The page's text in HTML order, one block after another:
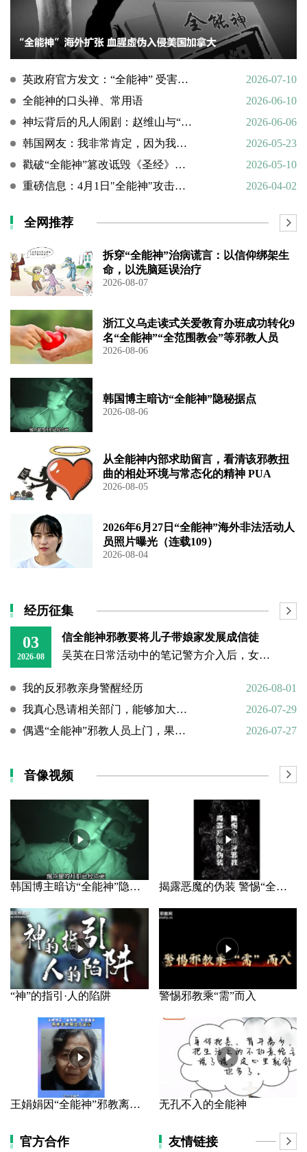
英政府官方发文：“全能神” 受害说辞不实，英国拒为邪教提供庇护
2026-07-10
全能神的口头禅、常用语
2026-06-10
神坛背后的凡人闹剧：赵维山与“女基督”杨向斌的隐秘家庭史
2026-06-06
韩国网友：我非常肯定，因为我亲眼所见。
2026-05-23
戳破“全能神”篡改诋毁《圣经》的荒谬本质
2026-05-10
重磅信息：4月1日"全能神"攻击天主教
2026-04-02
全网推荐
拆穿“全能神”治病谎言：以信仰绑架生
命，以洗脑延误治疗
2026-08-07
浙江义乌走读式关爱教育办班成功转化9
名“全能神”“全范围教会”等邪教人员
2026-08-06
韩国博主暗访“全能神”隐秘据点
2026-08-06
从全能神内部求助留言，看清该邪教扭
曲的相处环境与常态化的精神 PUA
2026-08-05
2026年6月27日“全能神”海外非法活动人
员照片曝光（连载109）
2026-08-04
经历征集
03
2026-08
信全能神邪教要将儿子带娘家发展成信徒
吴英在日常活动中的笔记警方介入后，女子丈夫向警方称，打人原因系担心妻子将儿子带回娘家“被带坏”，并反映妻子和丈母娘涉嫌信奉、传播“全能神”教。经一个多月的调查，警方在其丈母娘家中搜到大量证据，于23日
我的反邪教亲身警醒经历
2026-08-01
我真心恳请相关部门，能够加大对“全能神”邪教的打击力度
2026-07-29
偶遇“全能神”邪教人员上门，果断硬核驱离
2026-07-27
音像视频
韩国博主暗访“全能神”隐秘据点 揭露恶魔的伪装 警惕“全能神”邪教
“神”的指引·人的陷阱 警惕邪教乘“需”而入
王娟娟因“全能神”邪教离家 母亲长年哭泣几近盲 无孔不入的全能神
官方合作 友情链接